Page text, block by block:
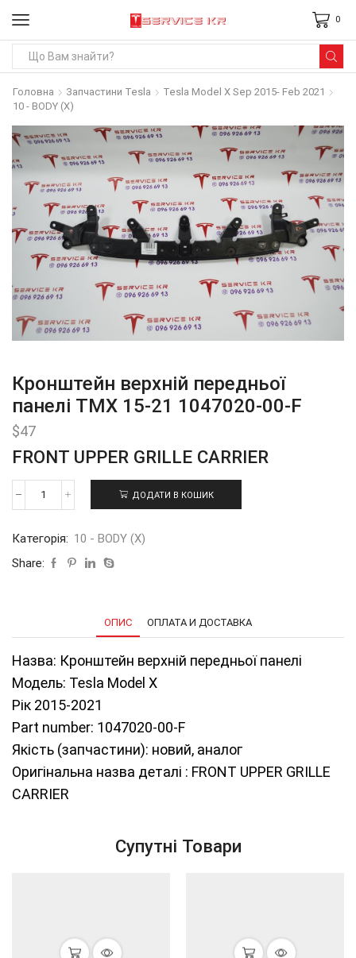
0
Головна Запчастини Tesla
Tesla Model X Sep 2015- Feb 2021
10 - BODY (X)
Кронштейн верхній передньої
панелі ТМХ 15-21 1047020-00-F
$47
FRONT UPPER GRILLE CARRIER
Кронштейн
панелі
ТМХ
15-
ДОДАТИ В КОШИК
Категорія: 10 - BODY (X)
Share:
ОПИС ОПЛАТА И ДОСТАВКА
Назва: Кронштейн верхній передньої панелі
Модель: Tesla Model Х
Рік 2015-2021
Part number: 1047020-00-F
Якість (запчастини): новий, аналог
Оригінальна назва деталі : FRONT UPPER GRILLE
CARRIER
Супутні Товари